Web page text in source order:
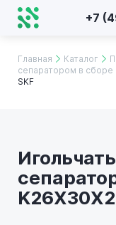
+7
Главная Каталог
сепаратором в сборе
SKF